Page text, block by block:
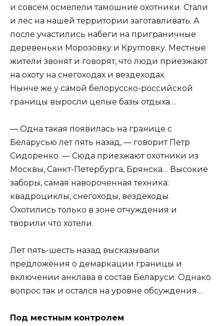
и совсем осмелели тамошние охотники. Стали
и лес на нашей территории заготавливать. А
после участились набеги на приграничные
деревеньки Морозовку и Кругловку. Местные
жители звонят и говорят, что люди приезжают
на охоту на снегоходах и вездеходах.
Нынче же у самой белорусско-российской
границы выросли целые базы отдыха…
— Одна такая появилась на границе с
Беларусью лет пять назад, — говорит Петр
Сидоренко. — Сюда приезжают охотники из
Москвы, Санкт-Петербурга, Брянска… Высокие
заборы, самая навороченная техника:
квадроциклы, снегоходы, вездеходы.
Охотились только в зоне отчуждения и
творили что хотели.
Лет пять-шесть назад высказывали
предложения о демаркации границы и
включении анклава в состав Беларуси. Однако
вопрос так и остался на уровне обсуждения…
Под местным контролем